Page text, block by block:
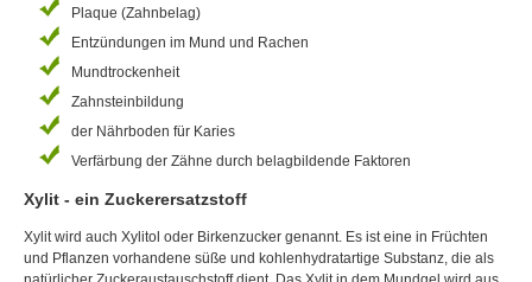
Plaque (Zahnbelag)
Entzündungen im Mund und Rachen
Mundtrockenheit
Zahnsteinbildung
der Nährboden für Karies
Verfärbung der Zähne durch belagbildende Faktoren
Xylit - ein Zuckerersatzstoff
Xylit wird auch Xylitol oder Birkenzucker genannt. Es ist eine in Früchten
und Pflanzen vorhandene süße und kohlenhydratartige Substanz, die als